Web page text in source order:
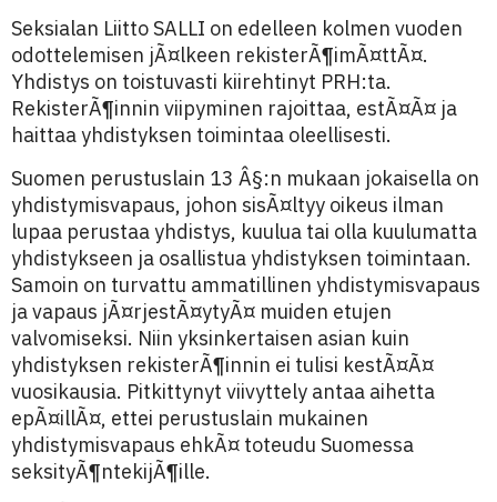
Seksialan Liitto SALLI on edelleen kolmen vuoden
odottelemisen jÃ¤lkeen rekisterÃ¶imÃ¤ttÃ¤.
Yhdistys on toistuvasti kiirehtinyt PRH:ta.
RekisterÃ¶innin viipyminen rajoittaa, estÃ¤Ã¤ ja
haittaa yhdistyksen toimintaa oleellisesti.
Suomen perustuslain 13 Â§:n mukaan jokaisella on
yhdistymisvapaus, johon sisÃ¤ltyy oikeus ilman
lupaa perustaa yhdistys, kuulua tai olla kuulumatta
yhdistykseen ja osallistua yhdistyksen toimintaan.
Samoin on turvattu ammatillinen yhdistymisvapaus
ja vapaus jÃ¤rjestÃ¤ytyÃ¤ muiden etujen
valvomiseksi. Niin yksinkertaisen asian kuin
yhdistyksen rekisterÃ¶innin ei tulisi kestÃ¤Ã¤
vuosikausia. Pitkittynyt viivyttely antaa aihetta
epÃ¤illÃ¤, ettei perustuslain mukainen
yhdistymisvapaus ehkÃ¤ toteudu Suomessa
seksityÃ¶ntekijÃ¶ille.